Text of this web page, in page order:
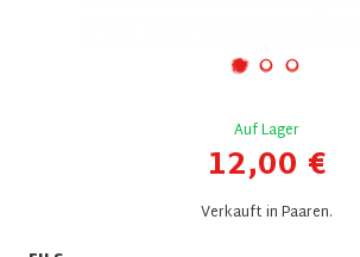
Auf Lager
12,00 €
Verkauft in Paaren.